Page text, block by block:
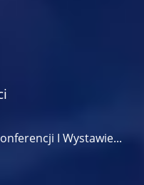
I Wystawie...